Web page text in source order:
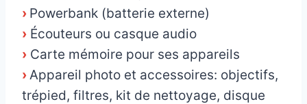
› Powerbank (batterie externe)
› Écouteurs ou casque audio
› Carte mémoire pour ses appareils
› Appareil photo et accessoires: objectifs,
trépied, filtres, kit de nettoyage, disque